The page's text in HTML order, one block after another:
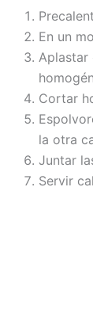
En un
Aplastar
Cortar
la otra
Juntar
Servir